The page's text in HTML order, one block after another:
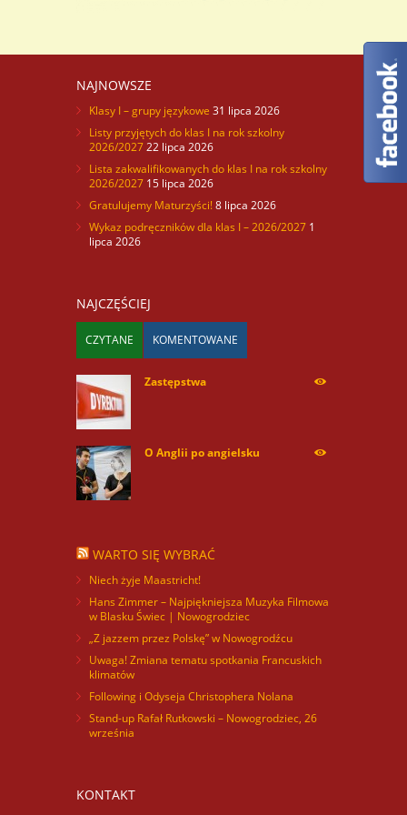
NAJNOWSZE
Klasy I – grupy językowe 31 lipca 2026
Listy przyjętych do klas I na rok szkolny
2026/202722 lipca 2026
Lista zakwalifikowanych do klas I na rok szkolny
2026/2027 15 lipca 2026
Gratulujemy Maturzyści!8 lipca 2026
Wykaz podręczników dla klas I – 2026/2027 1
lipca 2026
NAJCZĘŚCIEJ
CZYTANE KOMENTOWANE
Zastępstwa
O Anglii po angielsku
WARTO SIĘ WYBRAĆ
Niech żyje Maastricht!
Hans Zimmer – Najpiękniejsza Muzyka Filmowa
w Blasku Świec | Nowogrodziec
„Z jazzem przez Polskę” w Nowogrodźcu
Uwaga! Zmiana tematu spotkania Francuskich
klimatów
Following i Odyseja Christophera Nolana
Stand-up Rafał Rutkowski – Nowogrodziec, 26
września
KONTAKT